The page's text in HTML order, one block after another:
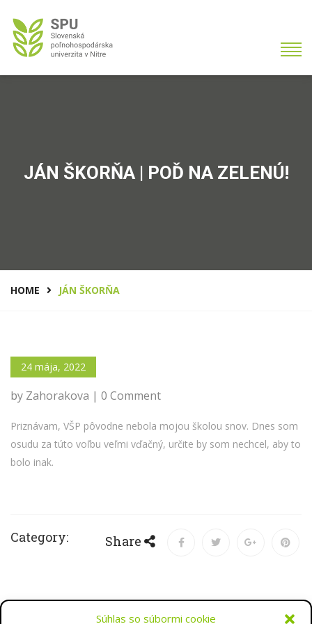
Súhlas so súbormi cookie
JÁN ŠKORŇA | POĎ NA ZELENÚ!
HOME JÁN ŠKORŇA
24 mája, 2022
by Zahorakova | 0 Comment
Priznávam, VŠP pôvodne nebola mojou školou snov. Dnes som
osudu za túto voľbu veľmi vďačný, určite by som nechcel, aby to
bolo inak.
Category: Share